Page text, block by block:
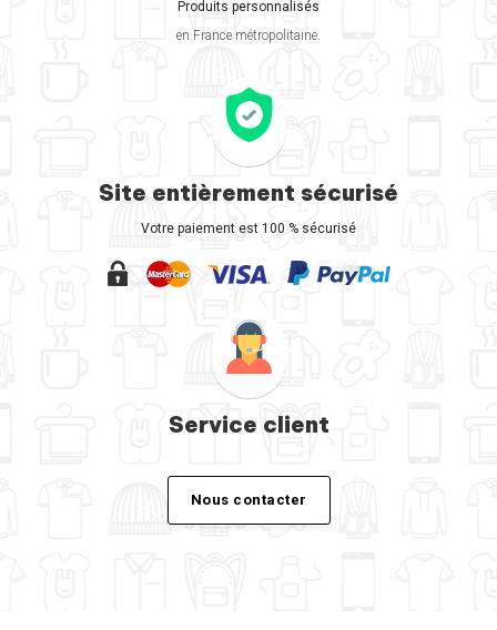
Produits personnalisés
en France métropolitaine.
Site entièrement sécurisé
Votre paiement est 100 % sécurisé
Service client
Nous contacter